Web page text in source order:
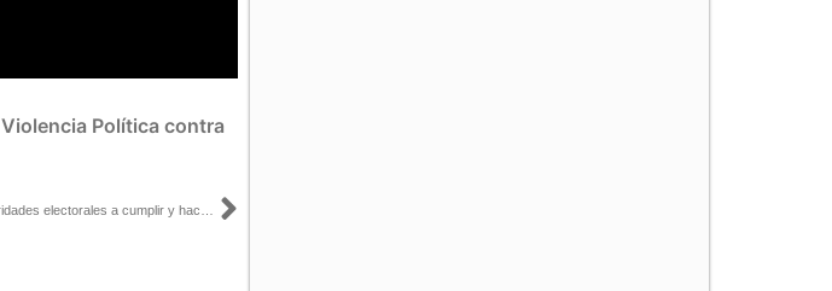
Violencia Política contra
Siguiente